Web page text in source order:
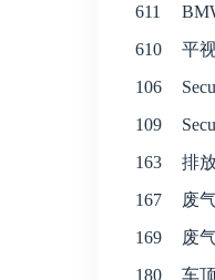
611
610
平
106
109
163
排
167
废
169
废
180
车